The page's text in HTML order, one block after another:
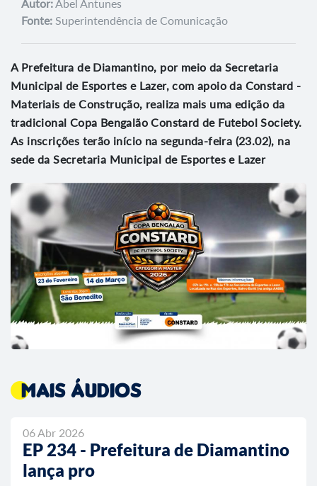
Autor: Abel Antunes
Fonte: Superintendência de Comunicação
A Prefeitura de Diamantino, por meio da Secretaria
Municipal de Esportes e Lazer, com apoio da Constard -
Materiais de Construção, realiza mais uma edição da
tradicional Copa Bengalão Constard de Futebol Society.
As inscrições terão início na segunda-feira (23.02), na
sede da Secretaria Municipal de Esportes e Lazer
Mais áudios
06 Abr 2026
EP 234 - Prefeitura de Diamantino
lança pro